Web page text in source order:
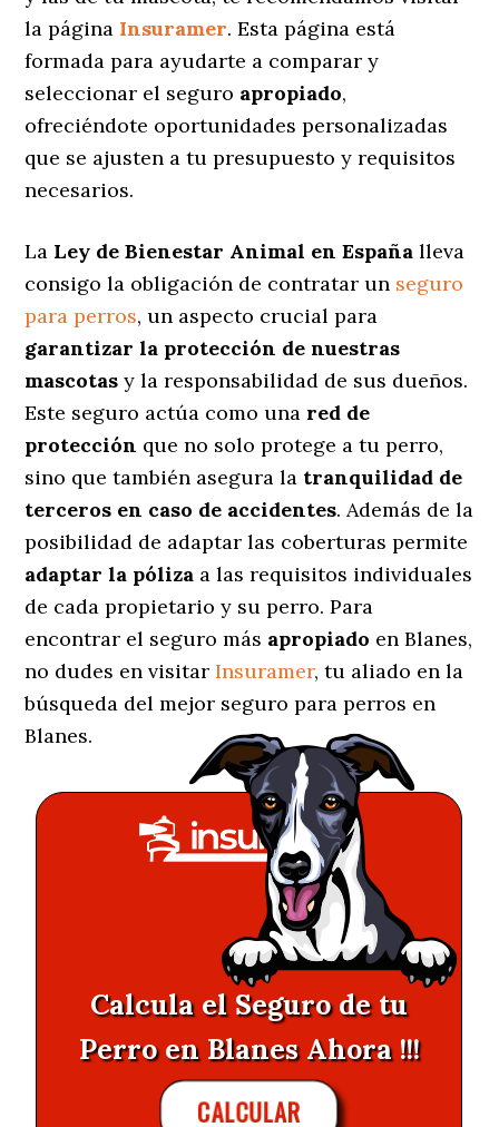
la página Insuramer. Esta página está
formada para ayudarte a comparar y
seleccionar el seguro apropiado,
ofreciéndote oportunidades personalizadas
que se ajusten a tu presupuesto y requisitos
necesarios.
La Ley de Bienestar Animal en España lleva
consigo la obligación de contratar un seguro
para perros, un aspecto crucial para
garantizar la protección de nuestras
mascotas y la responsabilidad de sus dueños.
Este seguro actúa como una red de
protección que no solo protege a tu perro,
sino que también asegura la tranquilidad de
terceros en caso de accidentes. Además de la
posibilidad de adaptar las coberturas permite
adaptar la póliza a las requisitos individuales
de cada propietario y su perro. Para
encontrar el seguro más apropiado en Blanes,
no dudes en visitarInsuramer, tu aliado en la
búsqueda del mejor seguro para perros en
Blanes.
Calcula el Seguro de tu
Perro en Blanes Ahora !!!
CALCULAR